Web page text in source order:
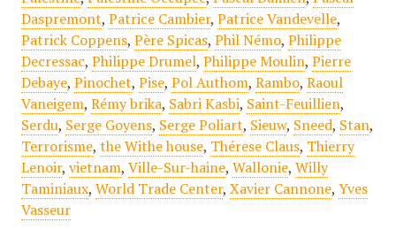
Daspremont, Patrice Cambier, Patrice Vandevelle,
Patrick Coppens, Père Spicas, Phil Némo, Philippe
Decressac, Philippe Drumel, Philippe Moulin, Pierre
Debaye, Pinochet, Pise, Pol Authom, Rambo, Raoul
Vaneigem, Rémy brika, Sabri Kasbi, Saint-Feuillien,
Serdu, Serge Goyens, Serge Poliart, Sieuw, Sneed, Stan,
Terrorisme, the Withe house, Thérese Claus, Thierry
Lenoir, vietnam, Ville-Sur-haine, Wallonie, Willy
Taminiaux, World Trade Center, Xavier Cannone, Yves
Vasseur